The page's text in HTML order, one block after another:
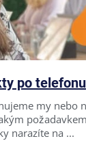
po telefonu
my nebo
narazíte na ...